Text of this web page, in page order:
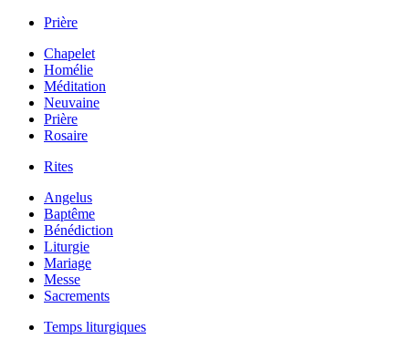
Prière
Chapelet
Homélie
Méditation
Neuvaine
Prière
Rosaire
Rites
Angelus
Baptême
Bénédiction
Liturgie
Mariage
Messe
Sacrements
Temps liturgiques